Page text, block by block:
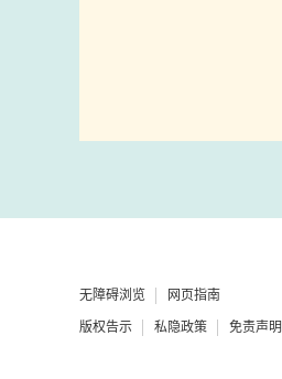
无障碍浏览 网页指南
版权告示 私隐政策 免责声明